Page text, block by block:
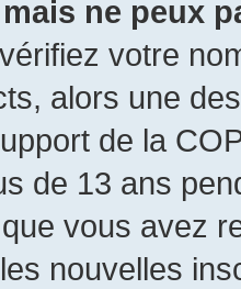
ne peux
votre
alors une
de la
de 13 ans
vous avez
nouvelles